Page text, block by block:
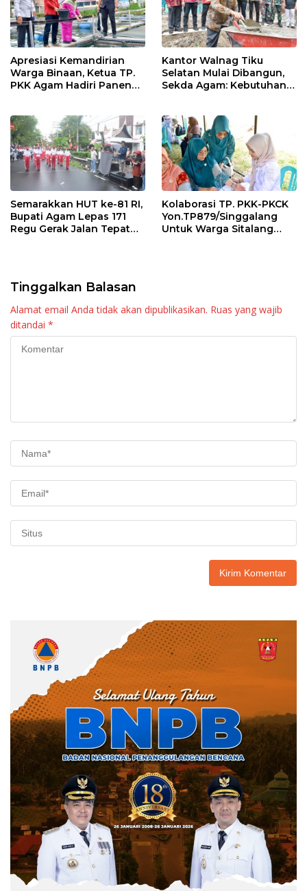
Apresiasi Kemandirian
Warga Binaan, Ketua TP.
PKK Agam Hadiri Panen
Kantor Walnag Tiku
Selatan Mulai Dibangun,
Sekda Agam: Kebutuhan
Semarakkan HUT ke-81 RI,
Bupati Agam Lepas 171
Regu Gerak Jalan Tepat
Kolaborasi TP. PKK-PKCK
Yon.TP879/Singgalang
Untuk Warga Sitalang
Tinggalkan Balasan
Alamat email Anda tidak akan dipublikasikan. Ruas yang wajib
ditandai *